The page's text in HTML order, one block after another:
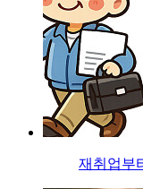
재취업부